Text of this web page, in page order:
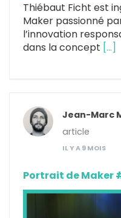
Thiébaut Ficht est
Maker passionné
l’innovation
dans la concept […]
Jean-Marc
article
IL Y A 9 MOIS
Portrait de Maker